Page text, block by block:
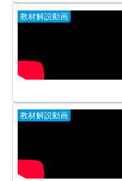
教材解説動画
教材解説動画